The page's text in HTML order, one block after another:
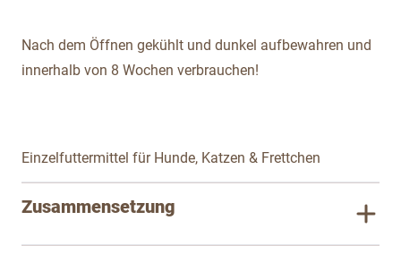
Nach dem Öffnen gekühlt und dunkel aufbewahren und
innerhalb von 8 Wochen verbrauchen!
Einzelfuttermittel für Hunde, Katzen & Frettchen
Zusammensetzung